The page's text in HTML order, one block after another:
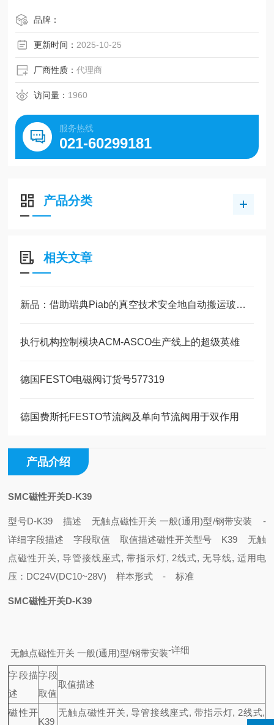
磁性开关型号 K39 无触点磁性开关, 导管接线座式, 带指示
品牌：
更新时间： 2025-10-25
厂商性质：代理商
访问量： 1960
服务热线
021-60299181
产品分类
相关文章
新品：借助瑞典Piab的真空技术安全地自动搬运玻璃板
执行机构控制模块ACM-ASCO生产线上的超级英雄
德国FESTO电磁阀订货号577319
德国费斯托FESTO节流阀及单向节流阀用于双作用
产品介绍
SMC磁性开关D-K39
型号D-K39描述 无触点磁性开关 一般(通用)型/钢带安装 -
详细字段描述 字段取值 取值描述磁性开关型号 K39 无触
点磁性开关, 导管接线座式, 带指示灯, 2线式, 无导线, 适用电
压：DC24V(DC10~28V) 样本形式 - 标准
SMC磁性开关D-K39
无触点磁性开关 一般(通用)型/钢带安装-详细
字段描
述
字段
取值
取值描述
磁性开
K39
无触点磁性开关, 导管接线座式, 带指示灯, 2线式,